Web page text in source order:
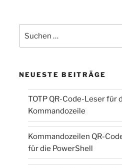
nach:
NEUESTE BEITRÄGE
TOTP QR-Code-Leser für
Kommandozeile
Kommandozeilen QR-
für die PowerShell